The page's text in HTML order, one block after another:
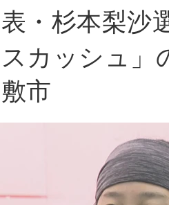
・杉本梨
カッシュ
市